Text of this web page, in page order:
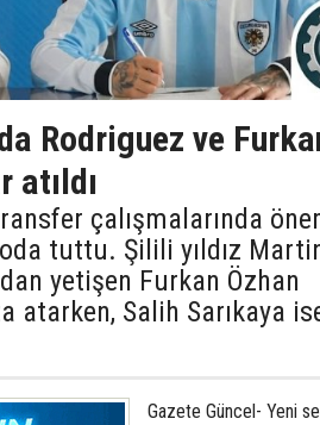
Rodriguez ve
atıldı
çalışmalarında
tuttu. Şilili yıldız
yetişen Furkan Özhan
atarken, Salih Sarıkaya
Gazete Güncel- Yeni